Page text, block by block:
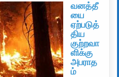
வனத்தீ
யை
ஏற்படுத்
திய
குற்றவா
ளிக்கு
அபராத
ம்